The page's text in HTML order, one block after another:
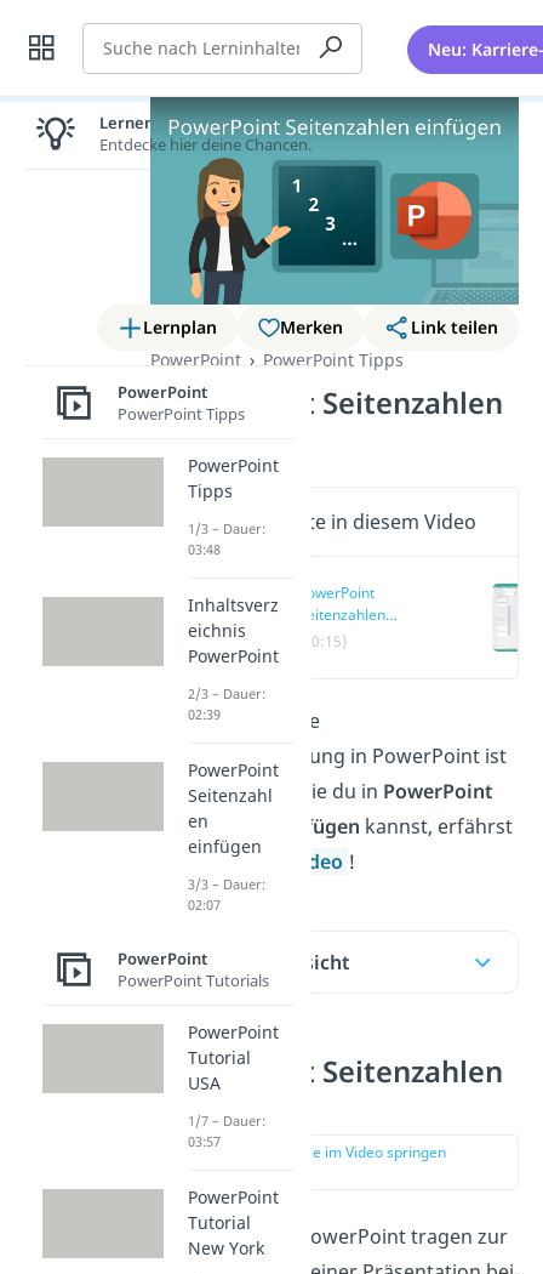
Suche Neu:
Lernplan Merken
Link teilen
PowerPoint
PowerPoint Tipps
PowerPoint Seitenzahlen
einfügen
Wichtige Inhalte in diesem Video
PowerPoint
Seitenzahlen
einfügen
(00:15)
Eine automatische
Foliennummerierung in PowerPoint ist
schnell erstellt. Wie du in PowerPoint
Seitenzahlen einfügen kannst, erfährst
du hier und im Video !
Inhaltsübersicht
PowerPoint Seitenzahlen
einfügen
zur Stelle im Video springen
Seitenzahlen
in PowerPoint tragen zur
Lernen lohnt sich!
Entdecke hier deine Chancen.
PowerPoint
PowerPoint Tipps
PowerPoint
Tipps
1/3 – Dauer:
03:48
Inhaltsverz
eichnis
PowerPoint
2/3 – Dauer:
02:39
PowerPoint
Seitenzahl
en
einfügen
3/3 – Dauer:
02:07
PowerPoint
PowerPoint Tutorials
PowerPoint
Tutorial
USA
1/7 – Dauer:
03:57
PowerPoint
Tutorial
New York